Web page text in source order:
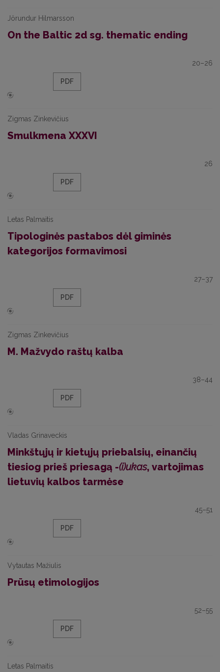
Jörundur Hilmarsson
On the Baltic 2d sg. thematic ending
20–26
PDF
Zigmas Zinkevičius
Smulkmena XXXVI
26
PDF
Letas Palmaitis
Tipologinės pastabos dėl giminės
kategorijos formavimosi
27–37
PDF
Zigmas Zinkevičius
M. Mažvydo raštų kalba
38–44
PDF
Vladas Grinaveckis
Minkštųjų ir kietųjų priebalsių, einančių
tiesiog prieš priesagą -(i)ukas, vartojimas
lietuvių kalbos tarmėse
45–51
PDF
Vytautas Mažiulis
Prūsų etimologijos
52–55
PDF
Letas Palmaitis